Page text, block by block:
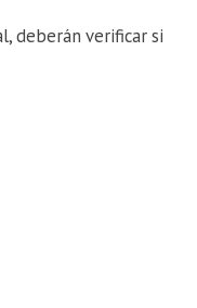
deberán verificar si